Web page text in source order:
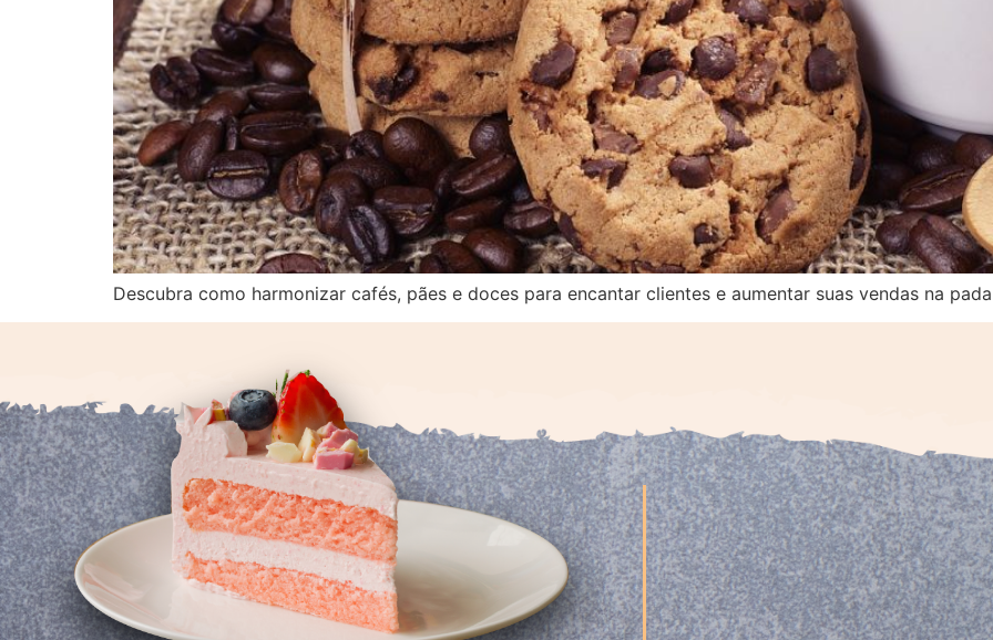
Descubra como harmonizar cafés, pães e doces para encantar clientes e aumentar suas vendas na